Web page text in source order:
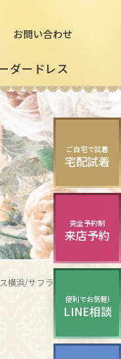
お問い合わせ
ードレス
の方向け)
発表会・舞台用
ングドレス・
グドレス
ダードレス
ご自宅で試着
宅配試着
完全予約制
来店予約
便利でお気軽!
LINE相談